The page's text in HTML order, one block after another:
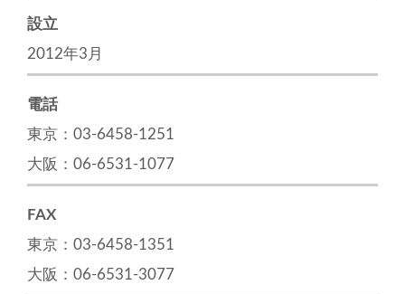
設立
2012年3月
電話
東京：03-6458-1251
大阪：06-6531-1077
FAX
東京：03-6458-1351
大阪：06-6531-3077